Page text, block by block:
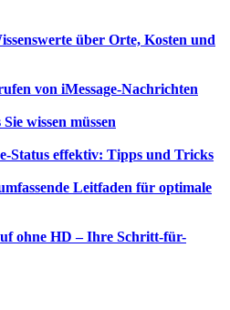
über Orte, Kosten und
von iMessage-Nachrichten
wissen müssen
Status effektiv: Tipps und Tricks
Leitfaden für optimale
ohne HD – Ihre Schritt-für-